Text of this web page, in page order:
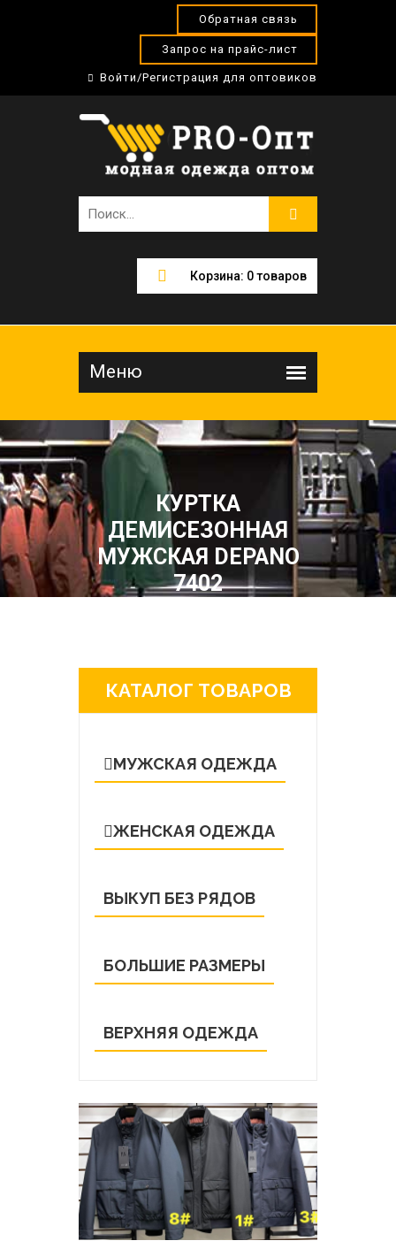
Обратная связь
Запрос на прайс-лист
Войти/Регистрация для оптовиков
Корзина: 0товаров
КУРТКА
ДЕМИСЕЗОННАЯ
МУЖСКАЯ DEPANO
7402
КАТАЛОГ ТОВАРОВ
МУЖСКАЯ ОДЕЖДА
ЖЕНСКАЯ ОДЕЖДА
ВЫКУП БЕЗ РЯДОВ
БОЛЬШИЕ РАЗМЕРЫ
ВЕРХНЯЯ ОДЕЖДА